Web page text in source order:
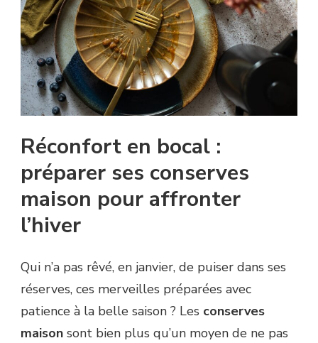
Réconfort en bocal :
préparer ses conserves
maison pour affronter
l’hiver
Qui n’a pas rêvé, en janvier, de puiser dans ses
réserves, ces merveilles préparées avec
patience à la belle saison ? Les conserves
maison sont bien plus qu’un moyen de ne pas